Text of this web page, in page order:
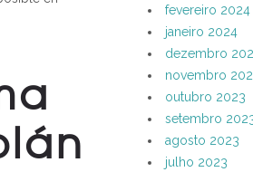
fevereiro 2024
janeiro 2024
dezembro
novembro
outubro 2023
setembro
agosto 2023
julho 2023